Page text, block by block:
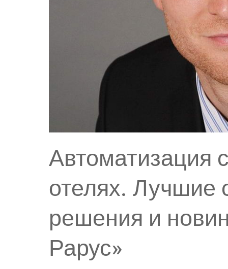
Автоматизация
отелях. Лучшие
решения и
Рарус»